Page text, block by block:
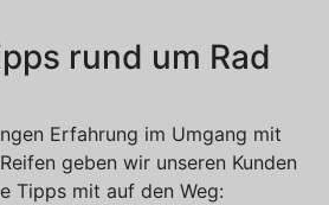
rund um Rad
Erfahrung im Umgang mit
geben wir unseren Kunden
Tipps mit auf den Weg: